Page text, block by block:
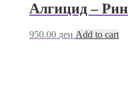
Алгицид –
950.00 ден Add to cart